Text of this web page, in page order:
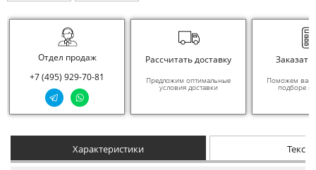
Отдел продаж
+7 (495) 929-70-81
Рассчитать доставку
Предложим оптимальные
условия доставки
Заказать
Поможем вам
подборе
Характеристики